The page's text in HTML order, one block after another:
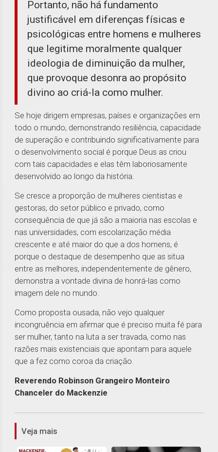
Portanto, não há fundamento
justificável em diferenças físicas e
psicológicas entre homens e mulheres
que legitime moralmente qualquer
ideologia de diminuição da mulher,
que provoque desonra ao propósito
divino ao criá-la como mulher.
Se hoje dirigem empresas, países e organizações em
todo o mundo, demonstrando resiliência, capacidade
de superação e contribuindo significativamente para
o desenvolvimento social é porque Deus as criou
com tais capacidades e elas têm laboriosamente
desenvolvido ao longo da história.
Se cresce a proporção de mulheres cientistas e
gestoras, do setor público e privado, como
consequência de que já são a maioria nas escolas e
nas universidades, com escolarização média
crescente e até maior do que a dos homens, é
porque o destaque de desempenho que as situa
entre as melhores, independentemente de gênero,
demonstra a vontade divina de honrá-las como
imagem dele no mundo.
Como proposta ousada, não vejo qualquer
incongruência em afirmar que é preciso muita fé para
ser mulher, tanto na luta a ser travada, como nas
razões mais existenciais que apontam para aquele
que a fez como coroa da criação.
Reverendo Robinson Grangeiro Monteiro
Chanceler do Mackenzie
Veja mais